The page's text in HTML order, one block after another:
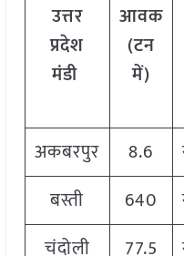
उत्तर
प्रदेश
मंडी
आवक
(टन
में)
अकबरपुर 8.6
बस्ती
640
चंदोली
77.5